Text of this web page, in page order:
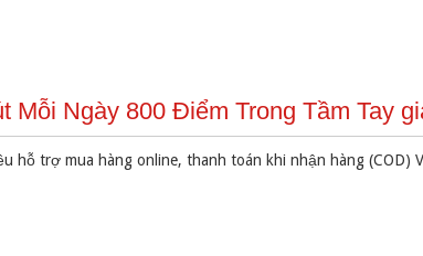
Mỗi Ngày 800 Điểm Trong Tầm Tay
hỗ trợ mua hàng online, thanh toán khi nhận hàng (COD)